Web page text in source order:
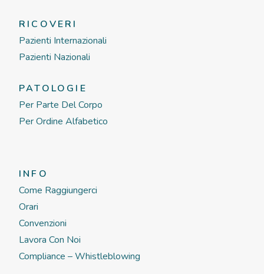
RICOVERI
Pazienti Internazionali
Pazienti Nazionali
PATOLOGIE
Per Parte Del Corpo
Per Ordine Alfabetico
INFO
Come Raggiungerci
Orari
Convenzioni
Lavora Con Noi
Compliance – Whistleblowing